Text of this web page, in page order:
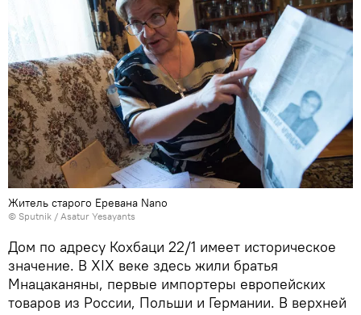
Житель старого Еревана Nano
© Sputnik / Asatur Yesayants
Дом по адресу Кохбаци 22/1 имеет историческое
значение. В XIX веке здесь жили братья
Мнацаканяны, первые импортеры европейских
товаров из России, Польши и Германии. В верхней